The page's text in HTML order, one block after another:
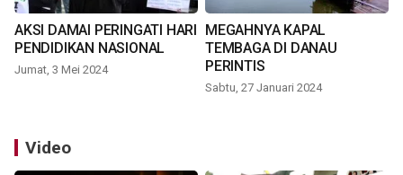
AKSI DAMAI PERINGATI HARI
PENDIDIKAN NASIONAL
Jumat, 3 Mei 2024
MEGAHNYA KAPAL
TEMBAGA DI DANAU
PERINTIS
Sabtu, 27 Januari 2024
Video